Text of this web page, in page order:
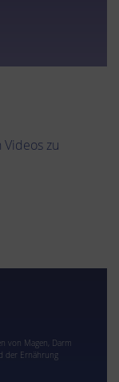
zu
von Magen, Darm
der Ernährung